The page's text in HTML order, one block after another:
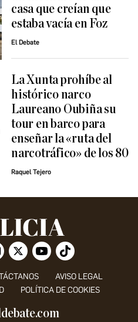
casa que creían que
estaba vacía en Foz
El Debate
La Xunta prohíbe al
histórico narco
Laureano Oubiña su
tour en barco para
enseñar la «ruta del
narcotráfico» de los 80
Raquel Tejero
AVISO LEGAL
POLÍTICA DE COOKIES